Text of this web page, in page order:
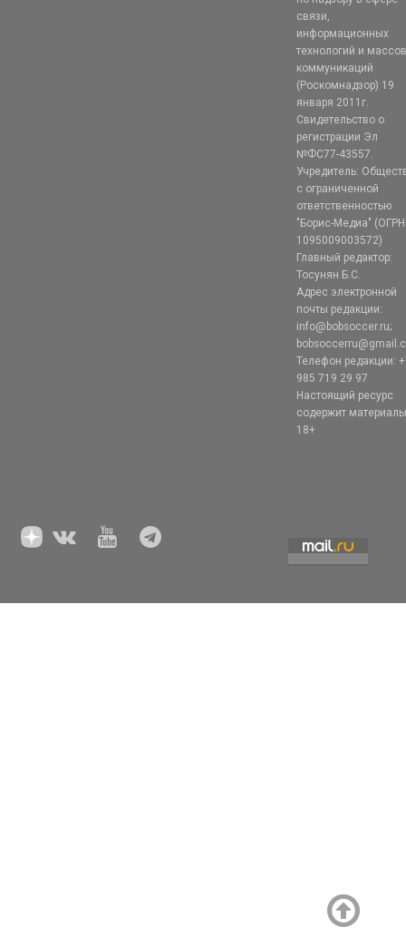
связи,
информационных
технологий и
коммуникаций
(Роскомнадзор) 19
января 2011г.
Свидетельство о
регистрации Эл
№ФС77-43557.
Учредитель:
с ограниченной
ответственностью
"Борис-Медиа" (ОГРН
1095009003572)
Главный редактор:
Тосунян Б.С.
Адрес электронной
почты редакции:
info@bobsoccer.ru;
Телефон редакции:
985 719 29 97
Настоящий ресурс
содержит
18+